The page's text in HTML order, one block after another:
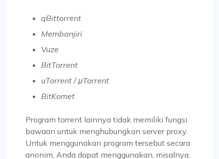
qBittorrent
Membanjiri
Vuze
BitTorrent
uTorrent / μTorrent
BitKomet
Program torrent lainnya tidak memiliki fungsi
bawaan untuk menghubungkan server proxy.
Untuk menggunakan program tersebut secara
anonim, Anda dapat menggunakan, misalnya,